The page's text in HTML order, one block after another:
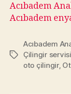
Acıbadem
Acıbadem
Etiketler
Acıbadem
Çilingir servisi
oto çilingir,